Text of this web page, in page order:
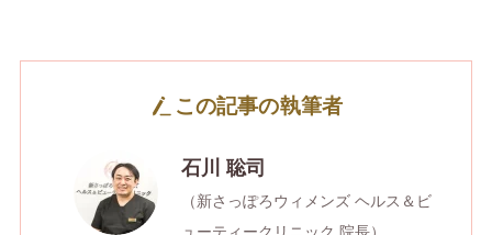
この記事の執筆者
石川 聡司
（新さっぽろウィメンズ ヘルス＆ビ